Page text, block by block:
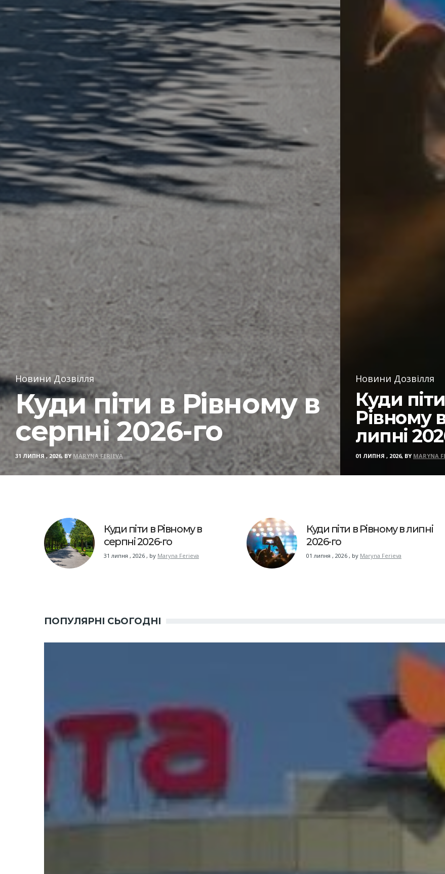
Новини Дозвілля
Куди піти в Рівному в
серпні 2026-го
31 ЛИПНЯ , 2026, BY MARYNA FERIEVA
Новини Дозвілля
Куди
Рівному
липні
01 ЛИПНЯ , 2026, BY MARYNA
Куди піти в Рівному в
серпні 2026-го
31 липня , 2026 , by Maryna Ferieva
Куди піти в Рівному в липні
2026-го
01 липня , 2026, by Maryna Ferieva
ПОПУЛЯРНІ СЬОГОДНІ